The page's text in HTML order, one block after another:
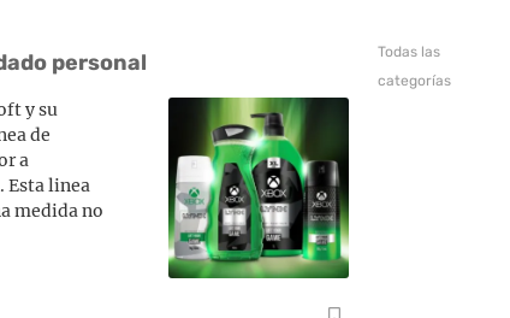
personal
y su
de
a
Esta linea
medida no
Todas las
categorías